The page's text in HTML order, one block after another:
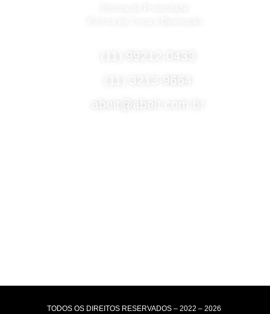
(11) 3213-9664
abelt@abelt.com.br
TODOS OS DIREITOS RESERVADOS – 2022 – 2026